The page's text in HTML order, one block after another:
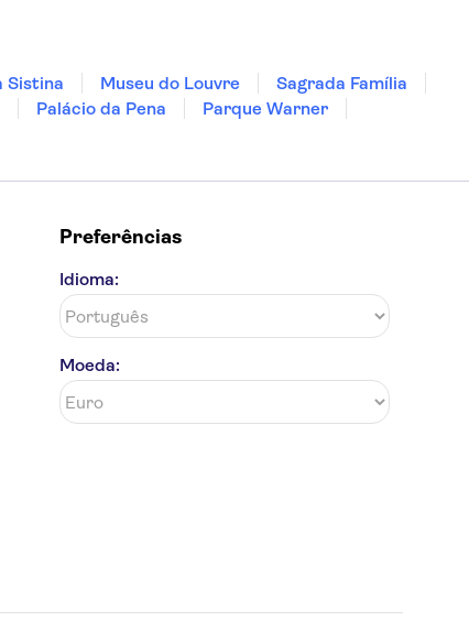
Sistina Museu do Louvre
Sagrada Família
Palácio da Pena
Parque Warner
Preferências
Idioma:
Moeda: